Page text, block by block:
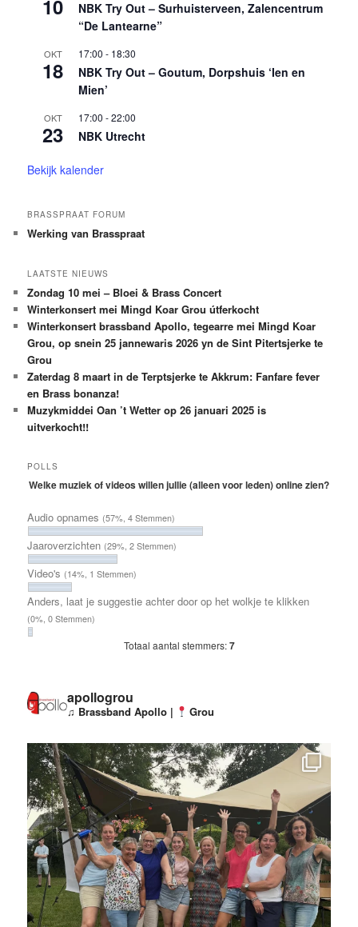
10
NBK Try Out – Surhuisterveen, Zalencentrum
“De Lantearne”
OKT
18
17:00 - 18:30
NBK Try Out – Goutum, Dorpshuis ‘Ien en
Mien’
OKT
23
17:00 -22:00
NBK Utrecht
Bekijk kalender
BRASSPRAAT FORUM
Werking van Brasspraat
LAATSTE NIEUWS
Zondag 10 mei – Bloei & Brass Concert
Winterkonsert mei Mingd Koar Grou útferkocht
Winterkonsert brassband Apollo, tegearre mei Mingd Koar
Grou, op snein 25 jannewaris 2026 yn de Sint Pitertsjerke te
Grou
Zaterdag 8 maart in de Terptsjerke te Akkrum: Fanfare fever
en Brass bonanza!
Muzykmiddei Oan ’t Wetter op 26 januari 2025 is
uitverkocht!!
POLLS
Welke muziek of videos willen jullie (alleen voor leden) online zien?
Audio opnames (57%, 4 Stemmen)
Jaaroverzichten (29%, 2 Stemmen)
Video's (14%, 1 Stemmen)
Anders, laat je suggestie achter door op het wolkje te klikken
(0%, 0 Stemmen)
Totaal aantal stemmers:7
apollogrou
♫ Brassband Apollo | Grou